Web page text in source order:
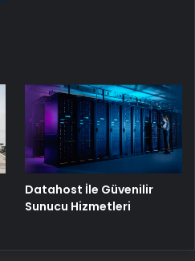
Datahost İle Güvenilir
Sunucu Hizmetleri